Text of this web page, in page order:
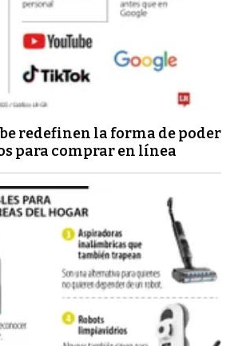
redefinen la forma de poder
para comprar en línea